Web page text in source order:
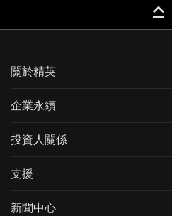
keyboard_capslock
關於精英
企業永續
投資人關係
支援
新聞中心